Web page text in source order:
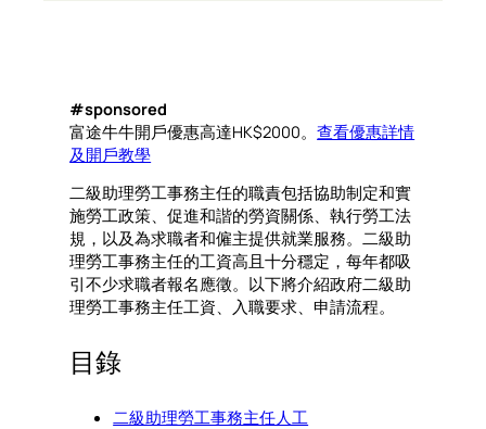
#sponsored
富途牛牛開戶優惠高達HK$2000。查看優惠詳情
及開戶教學
二級助理勞工事務主任的職責包括協助制定和實
施勞工政策、促進和諧的勞資關係、執行勞工法
規，以及為求職者和僱主提供就業服務。二級助
理勞工事務主任的工資高且十分穩定，每年都吸
引不少求職者報名應徵。以下將介紹政府二級助
理勞工事務主任工資、入職要求、申請流程。
目錄
二級助理勞工事務主任人工